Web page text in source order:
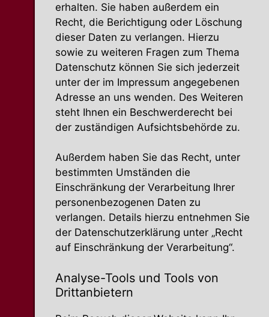
erhalten. Sie haben außerdem ein
Recht, die Berich­tigung oder Löschung
dieser Daten zu verlangen. Hierzu
sowie zu weiteren Fragen zum Thema
Daten­schutz können Sie sich jederzeit
unter der im Impressum angege­benen
Adresse an uns wenden. Des Weiteren
steht Ihnen ein Beschwer­de­recht bei
der zustän­digen Aufsichts­be­hörde zu.
Außerdem haben Sie das Recht, unter
bestimmten Umständen die
Einschränkung der Verar­beitung Ihrer
perso­nen­be­zo­genen Daten zu
verlangen. Details hierzu entnehmen Sie
der Daten­schutz­er­klärung unter „Recht
auf Einschränkung der Verarbeitung“.
Analyse-Tools und Tools von
Drittanbietern